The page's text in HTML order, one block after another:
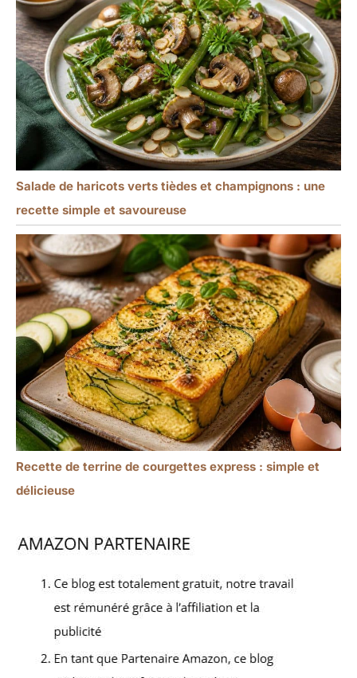
Salade de haricots verts tièdes et champignons : une
recette simple et savoureuse
Recette de terrine de courgettes express : simple et
délicieuse